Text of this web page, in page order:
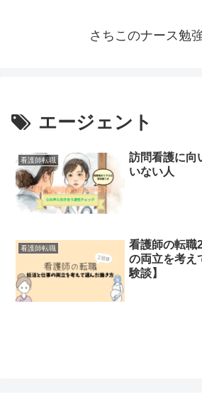
さちこのナース勉
エージェント
看護師転職
訪問看護に向
いない人
看護師転職
看護師の転職
の両立を考え
験談】